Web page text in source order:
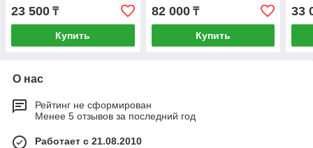
23 500 ₸
Купить
82 000₸
Купить
33
О нас
Рейтинг не сформирован
Менее 5 отзывов за последний год
Работает с 21.08.2010